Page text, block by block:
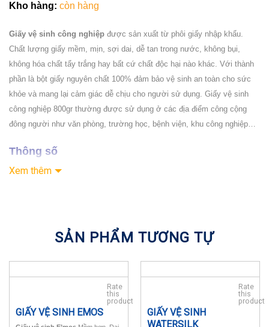
Kho hàng: còn hàng
Giấy vệ sinh công nghiệp được sản xuất từ phôi giấy nhập khẩu.
Chất lượng giấy mềm, mịn, sợi dai, dễ tan trong nước, không bụi,
không hóa chất tẩy trắng hay bất cứ chất độc hại nào khác. Với thành
phần là bột giấy nguyên chất 100% đảm bảo vệ sinh an toàn cho sức
khỏe và mang lại cảm giác dễ chịu cho người sử dụng. Giấy vệ sinh
công nghiệp 800gr thường được sử dụng ở các địa điểm công cộng
đông người như văn phòng, trường học, bệnh viện, khu công nghiệp…
Thông số
Cam kết bán hàng 100% chính hãng.
Vận chuyển tận nơi, thời gian giao hàng nhanh chóng.
Mô Tả
Thông tin chi tiết về sản phẩm
: Bột giấy nguyên chất 100%
– Đường kính : 22-26 cm
Xem thêm
SẢN PHẨM TƯƠNG TỰ
Rate
this
product
GIẤY VỆ SINH EMOS
Rate
this
product
GIẤY VỆ SINH
WATERSILK